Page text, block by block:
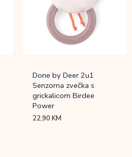
Done by Deer 2u1
Senzorna zvečka s
grickalicom Birdee
Power
22,90KM